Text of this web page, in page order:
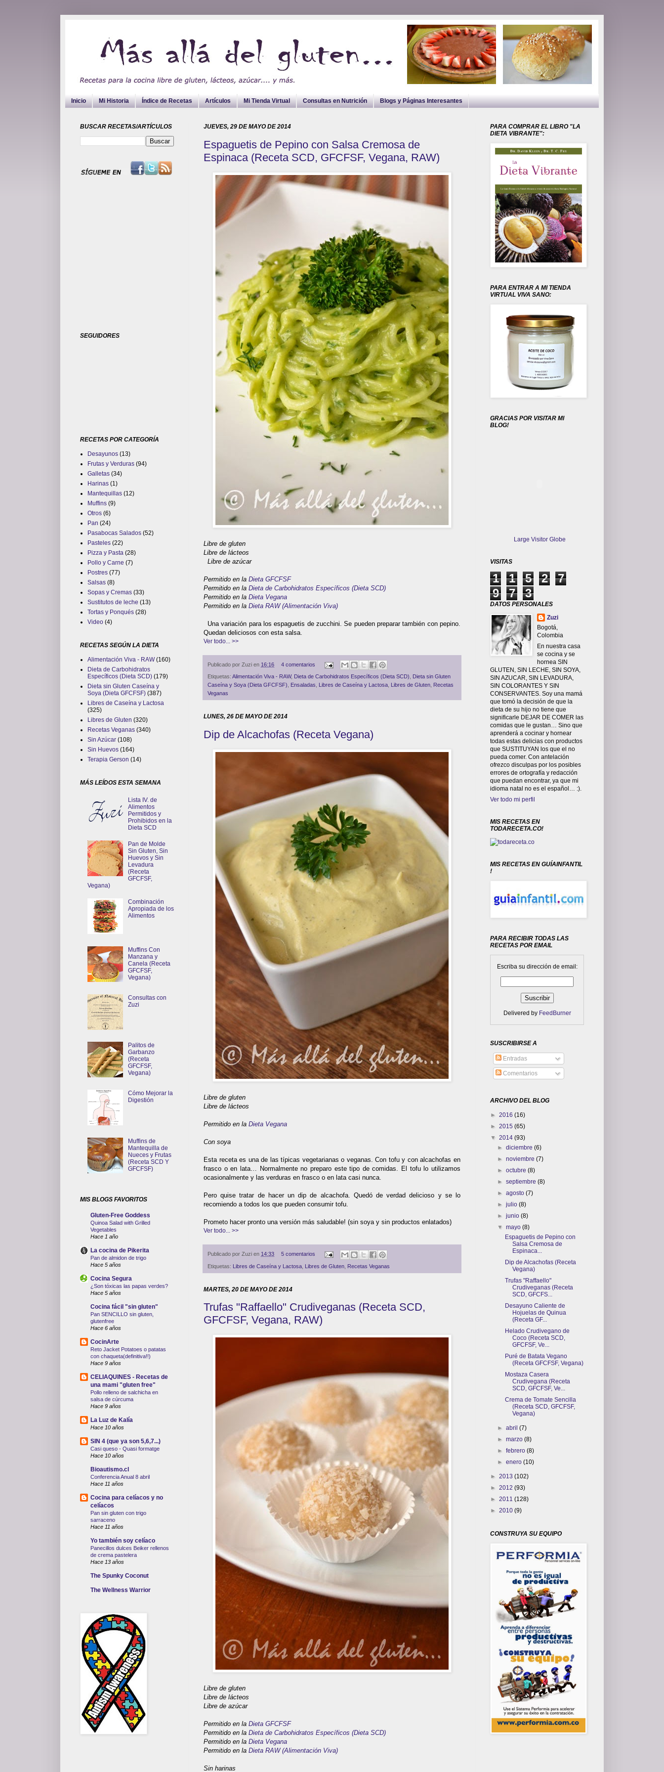
Inicio Mi Historia Índice de Recetas Artículos Mi Tienda Virtual Consultas en Nutrición Blogs y Páginas Interesantes
JUEVES, 29 DE MAYO DE 2014
Espaguetis de Pepino con Salsa Cremosa de
Espinaca (Receta SCD, GFCFSF, Vegana, RAW)
Libre de gluten
Libre de lácteos
Libre de azúcar
Permitido en la Dieta GFCFSF
Permitido en la Dieta de Carbohidratos Específicos (Dieta SCD)
Permitido en la Dieta Vegana
Permitido en la Dieta RAW (Alimentación Viva)
Una variación para los espaguetis de zucchini. Se pueden preparar también con pepino.
Quedan deliciosos con esta salsa.
Ver todo... >>
Publicado por Zuzi en 16:16 4 comentarios
Etiquetas: Alimentación Viva - RAW, Dieta de Carbohidratos Específicos (Dieta SCD), Dieta sin Gluten
Caseína y Soya (Dieta GFCFSF), Ensaladas, Libres de Caseína y Lactosa, Libres de Gluten, Recetas
Veganas
LUNES, 26 DE MAYO DE 2014
Dip de Alcachofas (Receta Vegana)
Libre de gluten
Libre de lácteos
Permitido en la Dieta Vegana
Con soya
Esta receta es una de las típicas vegetarianas o veganas. Con tofu y con alcachofas en
frasco o en lata… Normalmente no preparo este tipo de comidas. El tofu lo utilizamos
ocasionalmente y las verduras en frasco o en lata casi nunca.
Pero quise tratar de hacer un dip de alcachofa. Quedó de verdad delicioso y se lo
recomiendo a todos los que pueden consumir tofu.
Prometo hacer pronto una versión más saludable! (sin soya y sin productos enlatados)
Ver todo... >>
Publicado por Zuzi en 14:33 5 comentarios
Etiquetas: Libres de Caseína y Lactosa Libres de Gluten Recetas Veganas
MARTES, 20 DE MAYO DE 2014
Trufas "Raffaello" Crudiveganas (Receta SCD,
GFCFSF, Vegana, RAW)
Libre de gluten
Libre de lácteos
Libre de azúcar
Permitido en la Dieta GFCFSF
Permitido en la Dieta de Carbohidratos Específicos (Dieta SCD)
Permitido en la Dieta Vegana
Permitido en la Dieta RAW (Alimentación Viva)
Sin harinas
BUSCAR RECETAS/ARTÍCULOS
SEGUIDORES
RECETAS POR CATEGORÍA
Desayunos (13)
Frutas y Verduras (94)
Galletas (34)
Harinas (1)
Mantequillas (12)
Muffins (9)
Otros (6)
Pan (24)
Pasabocas Salados (52)
Pasteles (22)
Pizza y Pasta (28)
Pollo y Carne (7)
Postres (77)
Salsas (8)
Sopas y Cremas (33)
Sustitutos de leche (13)
Tortas y Ponqués (28)
Video (4)
RECETAS SEGÚN LA DIETA
Alimentación Viva - RAW (160)
Dieta de Carbohidratos
Específicos (Dieta SCD) (179)
Dieta sin Gluten Caseína y
Soya (Dieta GFCFSF) (387)
Libres de Caseína y Lactosa
(325)
Libres de Gluten (320)
Recetas Veganas (340)
Sin Azúcar (108)
Sin Huevos (164)
Terapia Gerson (14)
MÁS LEÍDOS ESTA SEMANA
Lista IV. de
Alimentos
Permitidos y
Prohibidos en la
Dieta SCD
Pan de Molde
Sin Gluten, Sin
Huevos y Sin
Levadura
(Receta
GFCFSF,
Vegana)
Combinación
Apropiada de los
Alimentos
Muffins Con
Manzana y
Canela (Receta
GFCFSF,
Vegana)
Consultas con
Zuzi
Palitos de
Garbanzo
(Receta
GFCFSF,
Vegana)
Cómo Mejorar la
Digestión
Muffins de
Mantequilla de
Nueces y Frutas
(Receta SCD Y
GFCFSF)
MIS BLOGS FAVORITOS
Gluten-Free Goddess
Quinoa Salad with Grilled
Vegetables
Hace 1 año
La cocina de Pikerita
Pan de almidon de trigo
Hace 5 años
Cocina Segura
¿Son tóxicas las papas verdes?
Hace 5 años
Cocina fácil "sin gluten"
Pan SENCILLO sin gluten,
glutenfree
Hace 6 años
CocinArte
Reto Jacket Potatoes o patatas
con chaqueta(definitiva!!)
Hace 9 años
CELIAQUINES - Recetas de
una mami "gluten free"
Pollo relleno de salchicha en
salsa de cúrcuma
Hace 9 años
La Luz de Kalía
Hace 10 años
SIN 4 (que ya son 5,6,7...)
Casi queso - Quasi formatge
Hace 10 años
Bioautismo.cl
Conferencia Anual 8 abril
Hace 11 años
Cocina para celíacos y no
celíacos
Pan sin gluten con trigo
sarraceno
Hace 11 años
Yo también soy celíaco
Panecillos dulces Beiker rellenos
de crema pastelera
Hace 13 años
The Spunky Coconut
The Wellness Warrior
PARA COMPRAR EL LIBRO "LA
DIETA VIBRANTE":
PARA ENTRAR A MI TIENDA
VIRTUAL VIVA SANO:
GRACIAS POR VISITAR MI
BLOG!
Large Visitor Globe
VISITAS
1 1 5 2
7
9
7 3
DATOS PERSONALES
Zuzi
Bogotá,
Colombia
En nuestra casa
se cocina y se
hornea SIN
GLUTEN, SIN LECHE, SIN SOYA,
SIN AZUCAR, SIN LEVADURA,
SIN COLORANTES Y SIN
CONSERVANTES. Soy una mamá
que tomó la decisión de que la
dieta de su hijo no tiene que
significarle DEJAR DE COMER las
comidas que le gustan… Sino que
aprenderá a cocinar y hornear
todas estas delicias con productos
que SUSTITUYAN los que el no
pueda comer. Con antelación
ofrezco disculpas por los posibles
errores de ortografía y redacción
que puedan encontrar, ya que mi
idioma natal no es el español… :).
Ver todo mi perfil
MIS RECETAS EN
TODARECETA.CO!
MIS RECETAS EN GUÍAINFANTIL
!
PARA RECIBIR TODAS LAS
RECETAS POR EMAIL
Escriba su dirección de email:
Delivered by FeedBurner
SUSCRIBIRSE A
Entradas
Comentarios
ARCHIVO DEL BLOG
► 2016 (16)
► 2015 (65)
▼ 2014 (93)
►diciembre(6)
►noviembre(7)
►octubre(8)
►septiembre(8)
►agosto(7)
►julio(8)
►junio(8)
▼mayo(8)
Espaguetis de Pepino con
Salsa Cremosa de
Espinaca...
Dip de Alcachofas (Receta
Vegana)
Trufas "Raffaello"
Crudiveganas (Receta
SCD, GFCFS...
Desayuno Caliente de
Hojuelas de Quinua
(Receta GF...
Helado Crudivegano de
Coco (Receta SCD,
GFCFSF, Ve...
Puré de Batata Vegano
(Receta GFCFSF, Vegana)
Mostaza Casera
Crudivegana (Receta
SCD, GFCFSF, Ve...
Crema de Tomate Sencilla
(Receta SCD, GFCFSF,
Vegana)
►abril(7)
►marzo(8)
►febrero(8)
►enero(10)
► 2013 (102)
► 2012 (93)
► 2011 (128)
► 2010 (9)
CONSTRUYA SU EQUIPO